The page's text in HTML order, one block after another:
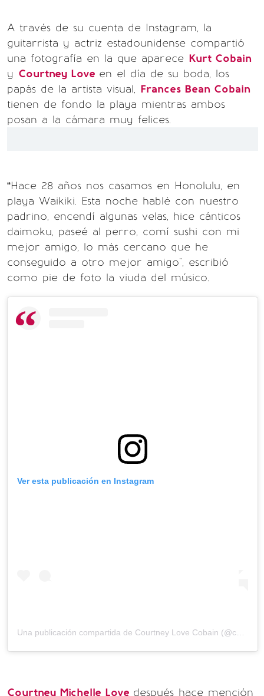
A través de su cuenta de Instagram, la
guitarrista y actriz estadounidense compartió
una fotografía en la que aparece Kurt Cobain
y Courtney Love en el día de su boda, los
papás de la artista visual, Frances Bean Cobain
tienen de fondo la playa mientras ambos
posan a la cámara muy felices.
“Hace 28 años nos casamos en Honolulu, en
playa Waikiki. Esta noche hablé con nuestro
padrino, encendí algunas velas, hice cánticos
daimoku, paseé al perro, comí sushi con mi
mejor amigo, lo más cercano que he
conseguido a otro mejor amigo", escribió
como pie de foto la viuda del músico.
Ver esta publicación en Instagram
Una publicación compartida de Courtney Love Cobain (@courtneylove) el
Courtney Michelle Love después hace mención